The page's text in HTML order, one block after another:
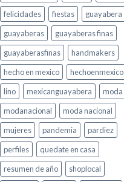
felicidades
fiestas
guayabera
guayaberas
guayaberas finas
guayaberasfinas
handmakers
hecho en mexico
hechoenmexico
lino
mexicanguayabera
moda
modanacional
moda nacional
mujeres
pandemia
pardiez
perfiles
quedate en casa
resumen de año
shoplocal